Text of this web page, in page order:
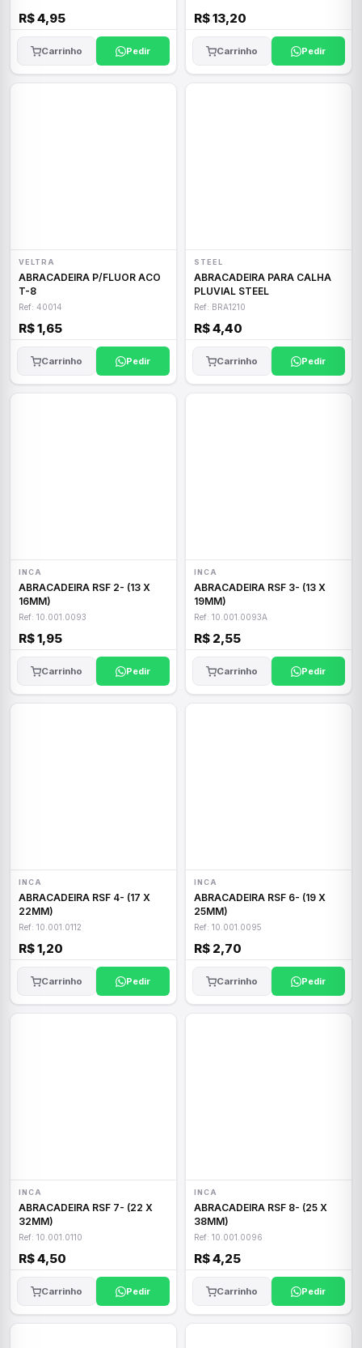
R$ 4,95
Carrinho Pedir
R$ 13,20
Carrinho Pedir
VELTRA
ABRACADEIRA P/FLUOR ACO
T-8
Ref: 40014
R$ 1,65
Carrinho Pedir
STEEL
ABRACADEIRA PARA CALHA
PLUVIAL STEEL
Ref: BRA1210
R$ 4,40
Carrinho Pedir
INCA
ABRACADEIRA RSF 2- (13 X
16MM)
Ref: 10.001.0093
R$ 1,95
Carrinho Pedir
INCA
ABRACADEIRA RSF 3- (13 X
19MM)
Ref: 10.001.0093A
R$ 2,55
Carrinho Pedir
INCA
ABRACADEIRA RSF 4- (17 X
22MM)
Ref: 10.001.0112
R$ 1,20
Carrinho Pedir
INCA
ABRACADEIRA RSF 6- (19 X
25MM)
Ref: 10.001.0095
R$ 2,70
Carrinho Pedir
INCA
ABRACADEIRA RSF 7- (22 X
32MM)
Ref: 10.001.0110
R$ 4,50
Carrinho Pedir
INCA
ABRACADEIRA RSF 8- (25 X
38MM)
Ref: 10.001.0096
R$ 4,25
Carrinho Pedir